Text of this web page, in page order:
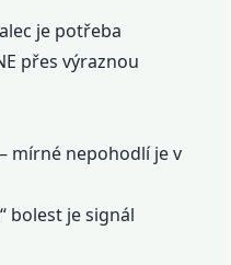
je potřeba
přes výraznou
mírné nepohodlí je v
bolest je signál